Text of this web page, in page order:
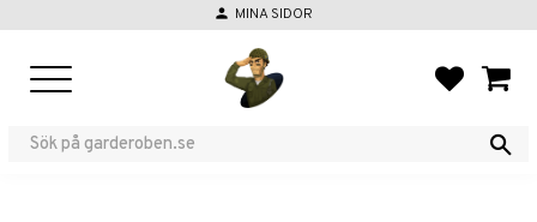
person MINA SIDOR